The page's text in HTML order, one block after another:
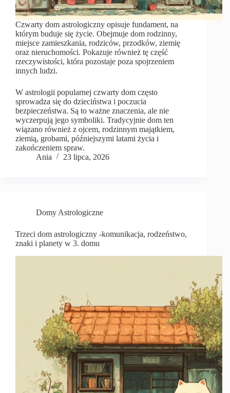
Czwarty dom astrologiczny opisuje fundament, na
którym buduje się życie. Obejmuje dom rodzinny,
miejsce zamieszkania, rodziców, przodków, ziemię
oraz nieruchomości. Pokazuje również tę część
rzeczywistości, która pozostaje poza spojrzeniem
innych ludzi.
W astrologii popularnej czwarty dom często
sprowadza się do dzieciństwa i poczucia
bezpieczeństwa. Są to ważne znaczenia, ale nie
wyczerpują jego symboliki. Tradycyjnie dom ten
wiązano również z ojcem, rodzinnym majątkiem,
ziemią, grobami, późniejszymi latami życia i
zakończeniem spraw.
Ania
23 lipca, 2026
Domy Astrologiczne
Trzeci dom astrologiczny -komunikacja, rodzeństwo,
znaki i planety w 3. domu